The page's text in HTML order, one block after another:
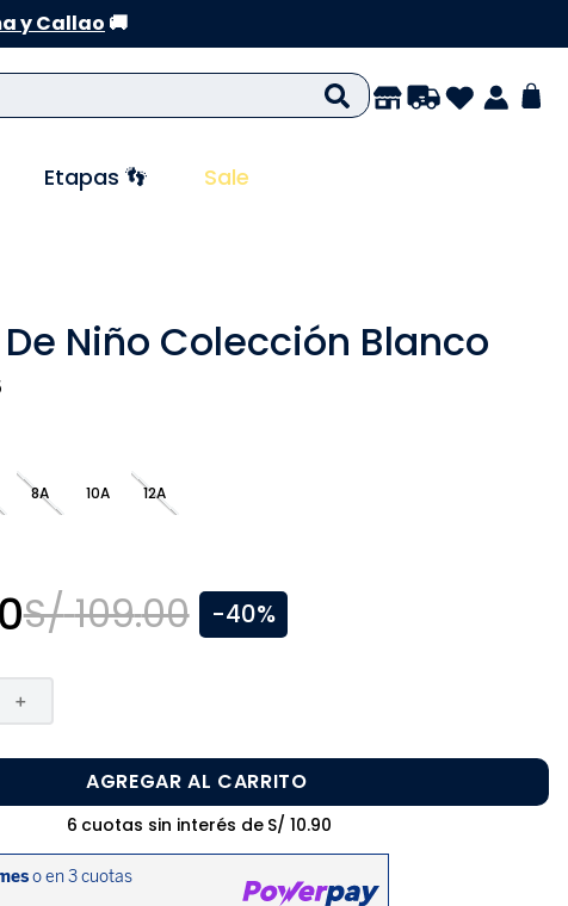
y Callao 🚚
Etapas 👣 Sale
Niño Colección Blanco
8A 10A 12A
S/ 109.00 -40%
＋
AGREGAR AL CARRITO
6 cuotas sin interés de S/ 10.90